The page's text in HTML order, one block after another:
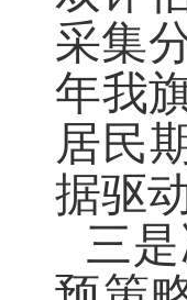
采集
年我
居民
据驱
三是